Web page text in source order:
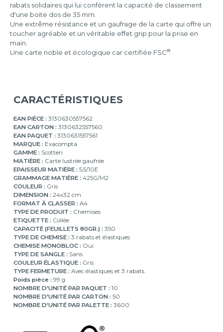
rabats solidaires qui lui confèrent la capacité de classement
d'une boite dos de 35 mm.
Une extrême résistance et un gaufrage de la carte qui offre un
toucher agréable et un véritable effet grip pour la prise en
main.
Une carte noble et écologique car certifiée FSC®
CARACTÉRISTIQUES
EAN PIÈCE : 3130630557562
EAN CARTON : 3130632557560
EAN PAQUET : 3130631557561
MARQUE : Exacompta
GAMME : Scotten
MATIÈRE : Carte lustrée gaufrée
EPAISSEUR MATIÈRE : 5,5/10E
GRAMMAGE MATIÈRE : 425G/M2
COULEUR : Gris
DIMENSION : 24x32 cm
FORMAT À CLASSER : A4
TYPE DE PRODUIT : Chemises
ETIQUETTE : Collée
CAPACITÉ (FEUILLETS 80GR.) : 350
TYPE DE CHEMISE : 3 rabats et élastiques
CHEMISE MONOBLOC : Oui
TYPE DE SANGLE : Sans
COULEUR ÉLASTIQUE : Gris
TYPE FERMETURE : Avec élastiques et 3 rabats
Poids pièce : 99 g
NOMBRE D'UNITÉ PAR PAQUET : 10
NOMBRE D'UNITÉ PAR CARTON : 50
NOMBRE D'UNITÉ PAR PALETTE : 3600